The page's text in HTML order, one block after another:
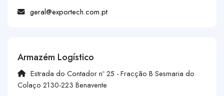
geral@exportech.com.pt
Armazém Logístico
Estrada do Contador nº 25 - Fracção B Sesmaria do
Colaço 2130-223 Benavente